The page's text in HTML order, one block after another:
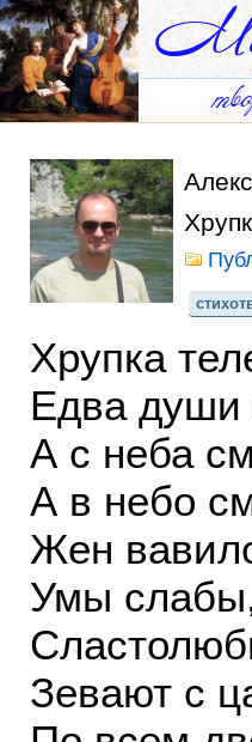
Хрупка
Едва души
А с неба
А в небо
Жен
Умы
Зевают с